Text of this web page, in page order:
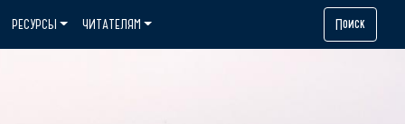
РЕСУРСЫ ЧИТАТЕЛЯМ Поиск